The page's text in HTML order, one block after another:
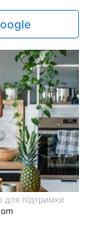
для підтримки